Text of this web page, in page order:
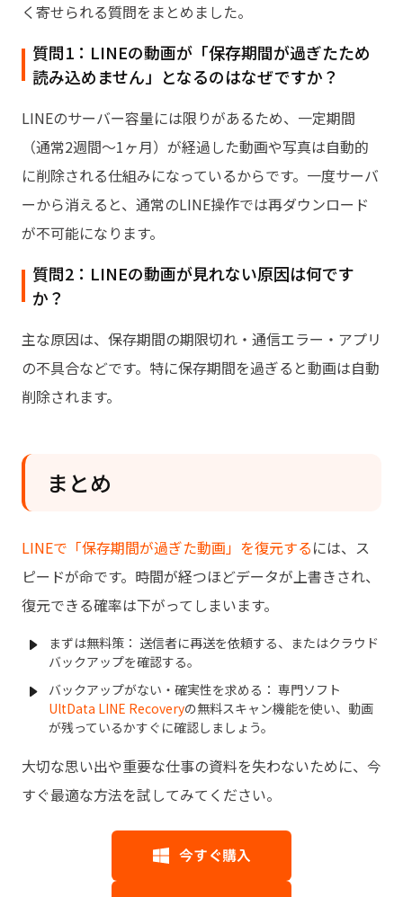
く寄せられる質問をまとめました。
質問1：LINEの動画が「保存期間が過ぎたため
読み込めません」となるのはなぜですか？
LINEのサーバー容量には限りがあるため、一定期間
（通常2週間〜1ヶ月）が経過した動画や写真は自動的
に削除される仕組みになっているからです。一度サーバ
ーから消えると、通常のLINE操作では再ダウンロード
が不可能になります。
質問2：LINEの動画が見れない原因は何です
か？
主な原因は、保存期間の期限切れ・通信エラー・アプリ
の不具合などです。特に保存期間を過ぎると動画は自動
削除されます。
まとめ
LINEで「保存期間が過ぎた動画」を復元するには、ス
ピードが命です。時間が経つほどデータが上書きされ、
復元できる確率は下がってしまいます。
まずは無料策： 送信者に再送を依頼する、またはクラウド
バックアップを確認する。
バックアップがない・確実性を求める： 専門ソフト
UltData LINE Recoveryの無料スキャン機能を使い、動画
が残っているかすぐに確認しましょう。
大切な思い出や重要な仕事の資料を失わないために、今
すぐ最適な方法を試してみてください。